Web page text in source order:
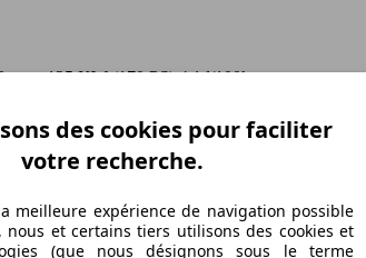
125 KW (170 PS) 4.1 l/100km
125 KW (170 PS) 4.1 l/100km
125 KW (170 PS)
125 KW (170 PS) 4.1 l/100km
125 KW (170 PS)
125 KW (170 PS) 4.1 l/100km
des cookies pour faciliter
votre recherche.
meilleure expérience de navigation possible
nous et certains tiers utilisons des cookies et
(que nous désignons sous le terme